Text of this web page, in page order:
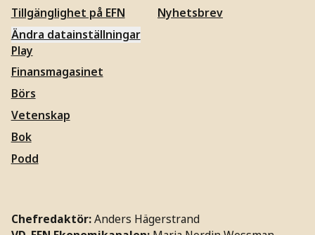
Tillgänglighet på EFN
Ändra datainställningar
Nyhetsbrev
Play
Finansmagasinet
Börs
Vetenskap
Bok
Podd
Chefredaktör:Anders Hägerstrand